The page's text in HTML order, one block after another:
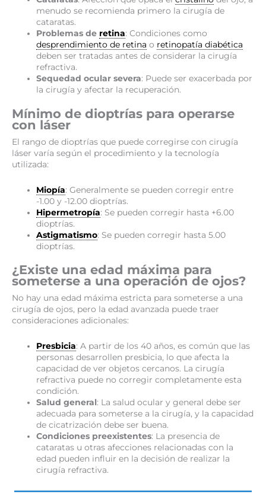
menudo se recomienda primero la cirugía de
cataratas.
Problemas de retina: Condiciones como
desprendimiento de retina o retinopatía diabética
deben ser tratadas antes de considerar la cirugía
refractiva.
Sequedad ocular severa: Puede ser exacerbada por
la cirugía y afectar la recuperación.
Mínimo de dioptrías para operarse
con láser
El rango de dioptrías que puede corregirse con cirugía
láser varía según el procedimiento y la tecnología
utilizada:
Miopía: Generalmente se pueden corregir entre
-1.00 y -12.00 dioptrías.
Hipermetropía: Se pueden corregir hasta +6.00
dioptrías.
Astigmatismo: Se pueden corregir hasta 5.00
dioptrías.
¿Existe una edad máxima para
someterse a una operación de ojos?
No hay una edad máxima estricta para someterse a una
cirugía de ojos, pero la edad avanzada puede traer
consideraciones adicionales:
Presbicia: A partir de los 40 años, es común que las
personas desarrollen presbicia, lo que afecta la
capacidad de ver objetos cercanos. La cirugía
refractiva puede no corregir completamente esta
condición.
Salud general: La salud ocular y general debe ser
adecuada para someterse a la cirugía, y la capacidad
de cicatrización debe ser buena.
Condiciones preexistentes: La presencia de
cataratas u otras afecciones relacionadas con la
edad pueden influir en la decisión de realizar la
cirugía refractiva.